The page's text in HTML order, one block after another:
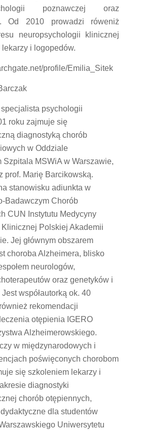
poznawczej oraz
Od 2010 prowadzi róweniż
neuropsychologii klinicznej
i logopedów.
profile/Emilia_Sitek
psychologii
roku zajmuje się
diagnostyką chorób
w Oddziale
Szpitala MSWiA w Warszawie,
prof. Marię Barcikowską.
stanowisku adiunkta w
Badawczym Chorób
CUN Instytutu Medycyny
Polskiej Akademii
Jej głównym obszarem
choroba Alzheimera, blisko
neurologów,
oraz genetyków i
współautorką ok. 40
rekomendacji
otępienia IGERO
Alzheimerowskiego.
w międzynarodowych i
poświęconych chorobom
się szkoleniem lekarzy i
diagnostyki
chorób otępiennych,
dla studentów
Uniwersytetu